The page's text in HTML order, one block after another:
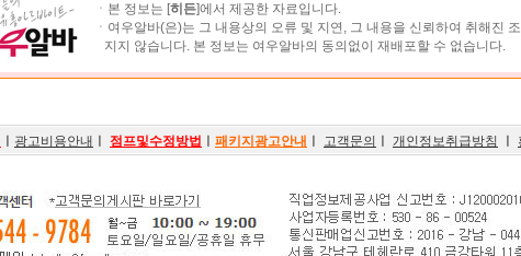
ㆍ본 정보는 [히든]에서 제공한 자료입니다.
ㆍ여우알바(은)는 그 내용상의 오류 및 지연, 그 내용을 신뢰하여 취해진
지지 않습니다. 본 정보는 여우알바의 동의없이 재배포할 수 없습니다.
광고비용안내 점프및수정방법 패키지광고안내 고객문의 개인정보취급방침